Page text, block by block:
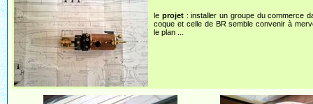
le projet: installer un groupe du commerce
coque et celle de BR semble convenir à
le plan ...